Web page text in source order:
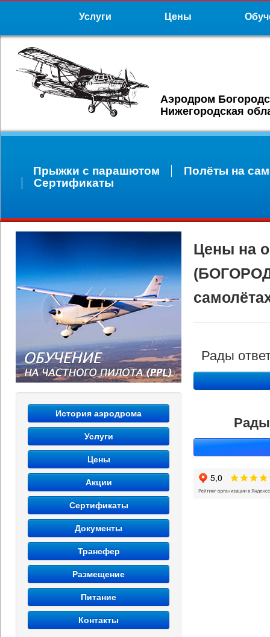
Услуги Цены
Аэродром
Нижегородская
Прыжки с парашютом
Полёты на
Сертификаты
Цены на
Рады
Рады
История аэродрома
Услуги
Цены
Акции
Сертификаты
Документы
Трансфер
Размещение
Питание
Контакты